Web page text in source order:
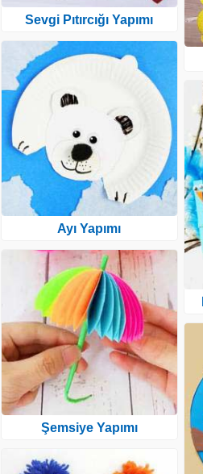
Sevgi Pıtırcığı Yapımı
Ayı Yapımı
Şemsiye Yapımı